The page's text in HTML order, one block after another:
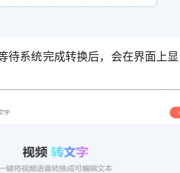
待系统完成转换后，会在界面上